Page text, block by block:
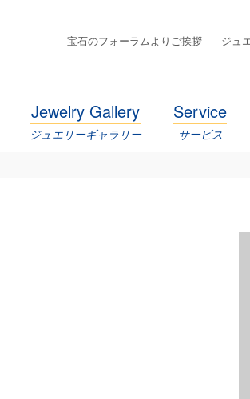
宝石のフォーラムよりご挨拶 ジュ
Jewelry Gallery
ジュエリーギャラリー
Service
サービス